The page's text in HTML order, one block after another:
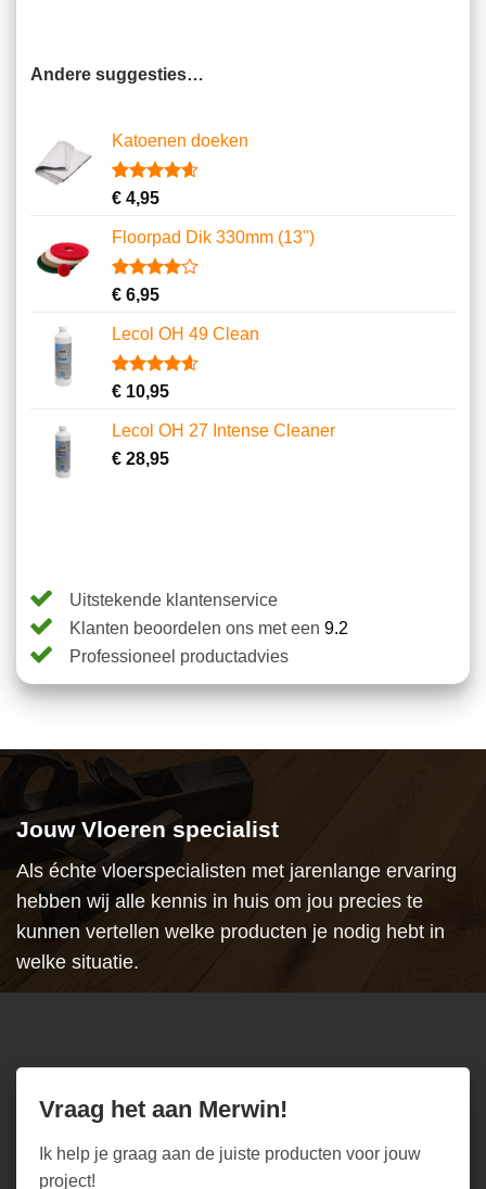
Andere suggesties…
Katoenen doeken
Gewaardeerd
gebaseerd
op
13
klantbeoordelingen
€4,95
Floorpad Dik 330mm (13")
Gewaardeerd
5
gebaseerd
op
1
€6,95
Lecol OH 49 Clean
Gewaardeerd
gebaseerd
op
15
klantbeoordelingen
€10,95
Lecol OH 27 Intense Cleaner
€28,95
Uitstekende klantenservice
Klanten beoordelen ons met een 9.2
Professioneel productadvies
Jouw Vloeren specialist
Als échte vloerspecialisten met jarenlange ervaring
hebben wij alle kennis in huis om jou precies te
kunnen vertellen welke producten je nodig hebt in
welke situatie.
Vraag het aan Merwin!
Ik help je graag aan de juiste producten voor jouw
project!